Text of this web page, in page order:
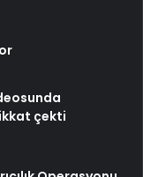
çekti